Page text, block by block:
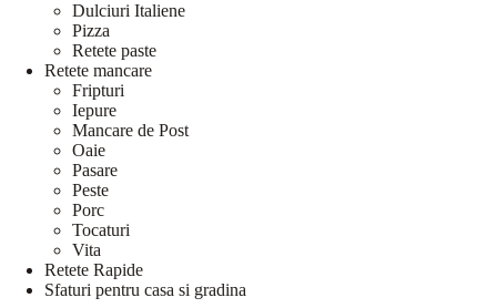
Dulciuri Italiene
Pizza
Retete paste
Retete mancare
Fripturi
Iepure
Mancare de Post
Oaie
Pasare
Peste
Porc
Tocaturi
Vita
Retete Rapide
Sfaturi pentru casa si gradina